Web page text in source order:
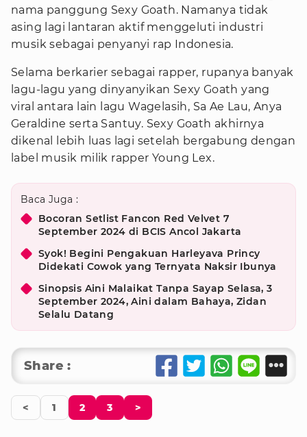
nama panggung Sexy Goath. Namanya tidak
asing lagi lantaran aktif menggeluti industri
musik sebagai penyanyi rap Indonesia.
Selama berkarier sebagai rapper, rupanya banyak
lagu-lagu yang dinyanyikan Sexy Goath yang
viral antara lain lagu Wagelasih, Sa Ae Lau, Anya
Geraldine serta Santuy. Sexy Goath akhirnya
dikenal lebih luas lagi setelah bergabung dengan
label musik milik rapper Young Lex.
Baca Juga :
Bocoran Setlist Fancon Red Velvet 7
September 2024 di BCIS Ancol Jakarta
Syok! Begini Pengakuan Harleyava Princy
Didekati Cowok yang Ternyata Naksir Ibunya
Sinopsis Aini Malaikat Tanpa Sayap Selasa, 3
September 2024, Aini dalam Bahaya, Zidan
Selalu Datang
Share :
< 1 2 3 >